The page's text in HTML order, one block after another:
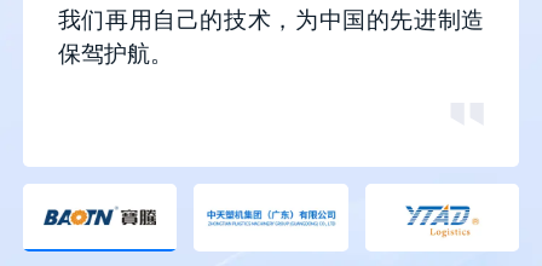
我们再用自己的技术，为中国的先进制造
保驾护航。